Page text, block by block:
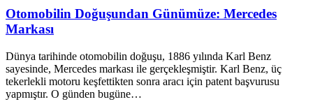
Otomobilin Doğuşundan Günümüze: Mercedes
Markası
Dünya tarihinde otomobilin doğuşu, 1886 yılında Karl Benz
sayesinde, Mercedes markası ile gerçekleşmiştir. Karl Benz, üç
tekerlekli motoru keşfettikten sonra aracı için patent başvurusu
yapmıştır. O günden bugüne…